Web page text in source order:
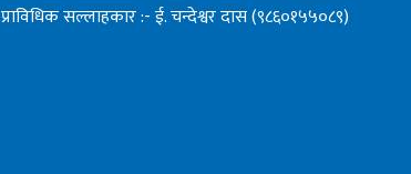
प्राविधिक सल्लाहकार :- ई. चन्देश्वर दास (९८६०१५५०८९)